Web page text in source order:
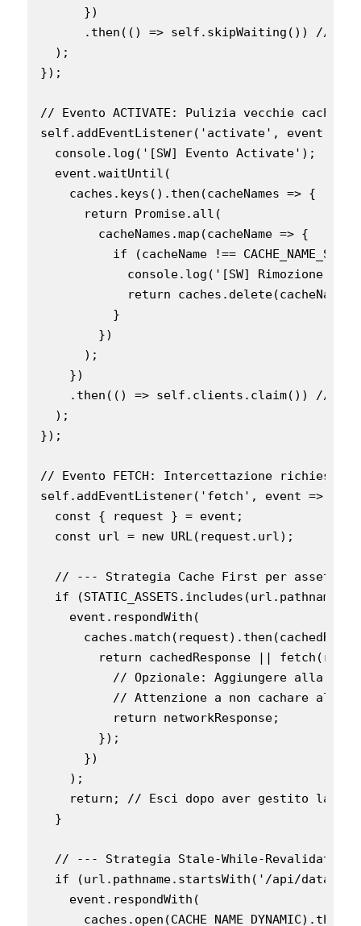
      })
.then(() => self.skipWaiting()) //
  );
});
// Evento ACTIVATE: Pulizia vecchie cache
self.addEventListener('activate', event => {
  console.log('[SW] Evento Activate');
  event.waitUntil(
    caches.keys().then(cacheNames => {
      return Promise.all(
        cacheNames.map(cacheName => {
if (cacheName !==
console.log('[SW] Rimozione
            return caches.delete(cacheName);
          }
        })
      );
    })
.then(() => self.clients.claim()) //
  );
});
// Evento FETCH: Intercettazione richieste
self.addEventListener('fetch', event => {
  const { request } = event;
  const url = new URL(request.url);
// --- Strategia Cache First per asset
if (STATIC_ASSETS.includes(url.pathname)
    event.respondWith(
return cachedResponse ||
// Opzionale: Aggiungere alla
// Attenzione a non cachare
          return networkResponse;
        });
      })
    );
return; // Esci dopo aver gestito la
  }
// --- Strategia Stale-While-Revalidate
if (url.pathname.startsWith('/api/data/
    event.respondWith(